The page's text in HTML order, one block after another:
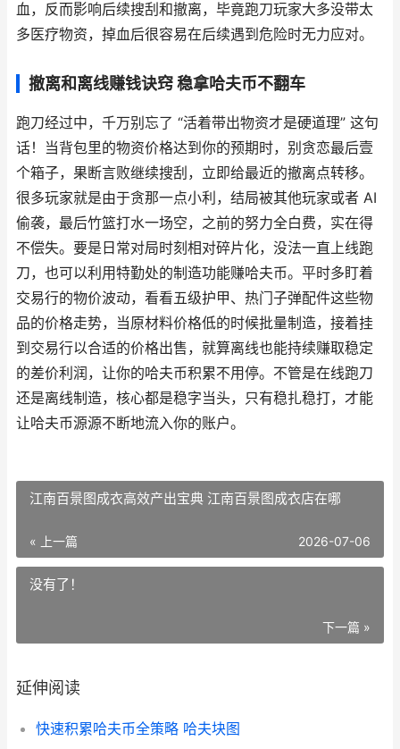
血，反而影响后续搜刮和撤离，毕竟跑刀玩家大多没带太
多医疗物资，掉血后很容易在后续遇到危险时无力应对。
撤离和离线赚钱诀窍 稳拿哈夫币不翻车
跑刀经过中，千万别忘了 “活着带出物资才是硬道理” 这句
话！当背包里的物资价格达到你的预期时，别贪恋最后壹
个箱子，果断言败继续搜刮，立即给最近的撤离点转移。
很多玩家就是由于贪那一点小利，结局被其他玩家或者 AI
偷袭，最后竹篮打水一场空，之前的努力全白费，实在得
不偿失。要是日常对局时刻相对碎片化，没法一直上线跑
刀，也可以利用特勤处的制造功能赚哈夫币。平时多盯着
交易行的物价波动，看看五级护甲、热门子弹配件这些物
品的价格走势，当原材料价格低的时候批量制造，接着挂
到交易行以合适的价格出售，就算离线也能持续赚取稳定
的差价利润，让你的哈夫币积累不用停。不管是在线跑刀
还是离线制造，核心都是稳字当头，只有稳扎稳打，才能
让哈夫币源源不断地流入你的账户。
江南百景图成衣高效产出宝典 江南百景图成衣店在哪
« 上一篇 2026-07-06
没有了！
下一篇 »
延伸阅读
快速积累哈夫币全策略 哈夫块图